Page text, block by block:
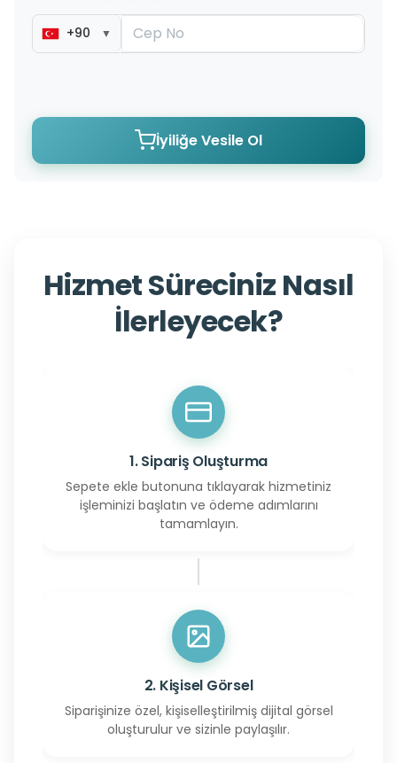
+90 ▼
İyiliğe Vesile Ol
Hizmet Süreciniz Nasıl
İlerleyecek?
1. Sipariş Oluşturma
Sepete ekle butonuna tıklayarak hizmetiniz
işleminizi başlatın ve ödeme adımlarını
tamamlayın.
2. Kişisel Görsel
Siparişinize özel, kişiselleştirilmiş dijital görsel
oluşturulur ve sizinle paylaşılır.